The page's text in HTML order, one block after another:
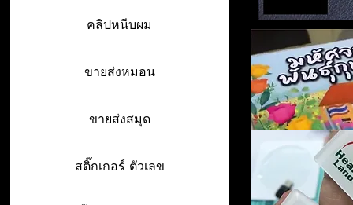
คลิปหนีบผม
ขายส่งหมอน
ขายส่งสมุด
สติ๊กเกอร์ ตัวเลข